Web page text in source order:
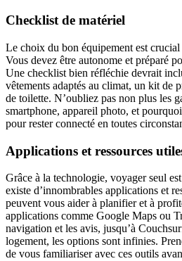
Checklist de matériel
Le choix du bon équipement est
Vous devez être autonome et préparé
Une checklist bien réfléchie devrait
vêtements adaptés au climat, un kit de
de toilette. N’oubliez pas non plus les
smartphone, appareil photo, et
pour rester connecté en toutes
Applications et ressources
Grâce à la technologie, voyager seul
existe d’innombrables applications et
peuvent vous aider à planifier et à
applications comme Google Maps ou
navigation et les avis, jusqu’à
logement, les options sont infinies.
de vous familiariser avec ces outils